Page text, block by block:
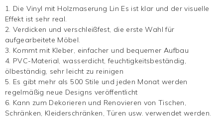
1. Die Vinyl mit Holzmaserung Lin Es ist klar und der visuelle
Effekt ist sehr real.
2. Verdicken und verschleißfest, die erste Wahl für
aufgearbeitete Möbel.
3. Kommt mit Kleber, einfacher und bequemer Aufbau
4. PVC-Material, wasserdicht, feuchtigkeitsbeständig,
ölbeständig, sehr leicht zu reinigen
5. Es gibt mehr als 500 Stile und jeden Monat werden
regelmäßig neue Designs veröffentlicht
6. Kann zum Dekorieren und Renovieren von Tischen,
Schränken, Kleiderschränken, Türen usw. verwendet werden.